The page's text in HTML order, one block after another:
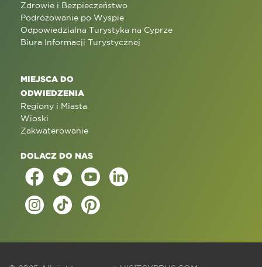
Zdrowie i Bezpieczeństwo
Podróżowanie po Wyspie
Odpowiedzialna Turystyka na Cyprze
Biura Informacji Turystycznej
MIEJSCA DO
ODWIEDZENIA
Regiony i Miasta
Wioski
Zakwaterowanie
DOLACZ DO NAS